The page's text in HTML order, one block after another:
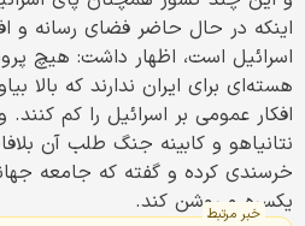
اینکه در حال حاضر فضای رسانه و
اسرائیل است، اظهار داشت: هیچ
هسته‌ای برای ایران ندارند که بالا
افکار عمومی بر اسرائیل را کم
نتانیاهو و کابینه جنگ طلب آن
خرسندی کرده و گفته که جامعه
یکسره و روشن کند.
خبر مرتبط